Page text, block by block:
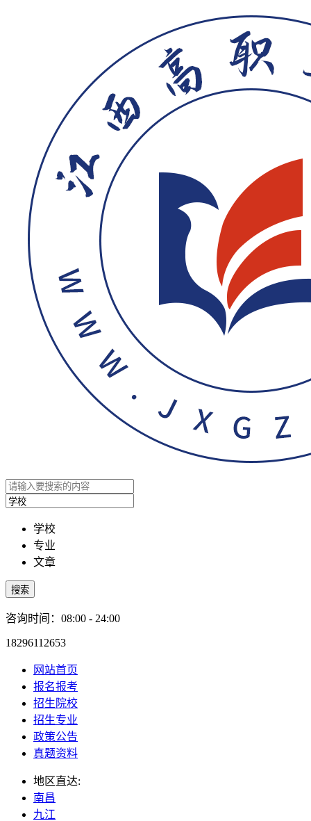
学校
专业
文章
搜索
咨询时间：08:00 - 24:00
18296112653
网站首页
报名报考
招生院校
招生专业
政策公告
真题资料
地区直达:
南昌
九江